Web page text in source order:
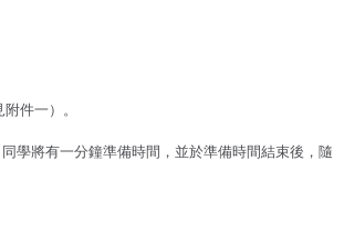
件一）。
學將有一分鐘準備時間，並於準備時間結束後，隨